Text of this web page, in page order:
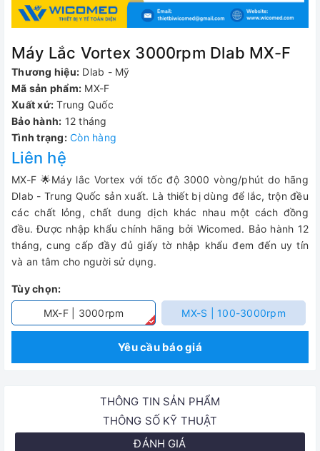
Máy Lắc Vortex 3000rpm Dlab MX-F
Thương hiệu: Dlab - Mỹ
Mã sản phẩm: MX-F
Xuất xứ: Trung Quốc
Bảo hành: 12 tháng
Tình trạng: Còn hàng
Liên hệ
MX-F 🌟Máy lắc Vortex với tốc độ 3000 vòng/phút do hãng
Dlab - Trung Quốc sản xuất. Là thiết bị dùng để lắc, trộn đều
các chất lỏng, chất dung dịch khác nhau một cách đồng
đều. Được nhập khẩu chính hãng bởi Wicomed. Bảo hành 12
tháng, cung cấp đầy đủ giấy tờ nhập khẩu đem đến uy tín
và an tâm cho người sử dụng.
Tùy chọn:
MX-F | 3000rpm
MX-S | 100-3000rpm
Yêu cầu báo giá
THÔNG TIN SẢN PHẨM
THÔNG SỐ KỸ THUẬT
ĐÁNH GIÁ